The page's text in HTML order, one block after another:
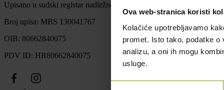
Ova web-stranica koristi
Kolačiće upotrebljavamo
promet. Isto tako, podatke
analizu, a oni ih mogu
usluge.
Upisano u sudski registar nadležnog trgovačkog suda u Pazinu u
Broj upisa: MBS 130041767
OIB: 80662840075
PDV ID: HR80662840075